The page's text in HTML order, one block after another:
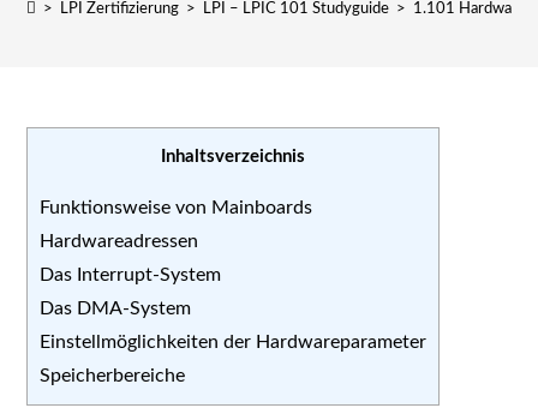
> LPI Zertifizierung > LPI – LPIC 101 Studyguide > 1.101 Hardware
Inhaltsverzeichnis
Funktionsweise von Mainboards
Hardwareadressen
Das Interrupt-System
Das DMA-System
Einstellmöglichkeiten der Hardwareparameter
Speicherbereiche